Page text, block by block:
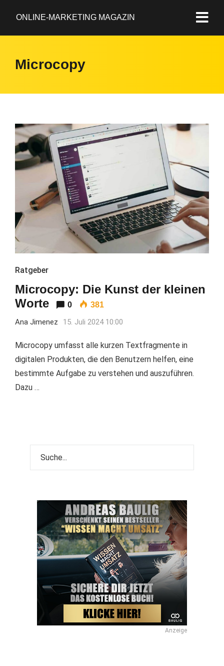
ONLINE-MARKETING MAGAZIN
Microcopy
Ratgeber
Microcopy: Die Kunst der kleinen
Worte
0 381
Ana Jimenez 15. Juli 2024 10:00
Microcopy umfasst alle kurzen Textfragmente in
digitalen Produkten, die den Benutzern helfen, eine
bestimmte Aufgabe zu verstehen und auszuführen.
Dazu …
Anzeige